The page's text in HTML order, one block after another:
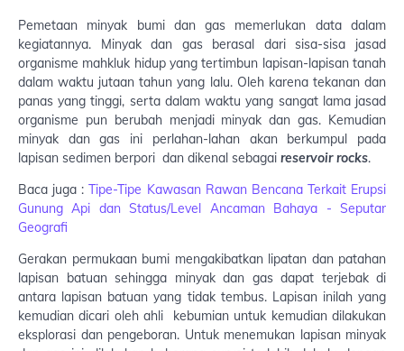
Pemetaan minyak bumi dan gas memerlukan data dalam
kegiatannya. Minyak dan gas berasal dari sisa-sisa jasad
organisme mahkluk hidup yang tertimbun lapisan-lapisan tanah
dalam waktu jutaan tahun yang lalu. Oleh karena tekanan dan
panas yang tinggi, serta dalam waktu yang sangat lama jasad
organisme pun berubah menjadi minyak dan gas. Kemudian
minyak dan gas ini perlahan-lahan akan berkumpul pada
lapisan sedimen berpori dan dikenal sebagai reservoir rocks.
Baca juga :Tipe-Tipe Kawasan Rawan Bencana Terkait Erupsi
Gunung Api dan Status/Level Ancaman Bahaya - Seputar
Geografi
Gerakan permukaan bumi mengakibatkan lipatan dan patahan
lapisan batuan sehingga minyak dan gas dapat terjebak di
antara lapisan batuan yang tidak tembus. Lapisan inilah yang
kemudian dicari oleh ahli kebumian untuk kemudian dilakukan
eksplorasi dan pengeboran. Untuk menemukan lapisan minyak